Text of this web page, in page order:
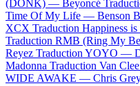
(DONK) — Beyoncé
Time Of My Life — Benson
XCX Traduction Happiness
Traduction RMB (Ring My
Reyez Traduction YOYO —
Madonna Traduction Van
WIDE AWAKE — Chris